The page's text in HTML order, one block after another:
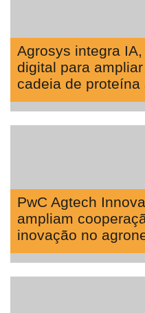
Lean
Way
Consulting
Manager
Agrosys integra
digital para
cadeia de proteína
PwC Agtech
ampliam
inovação no